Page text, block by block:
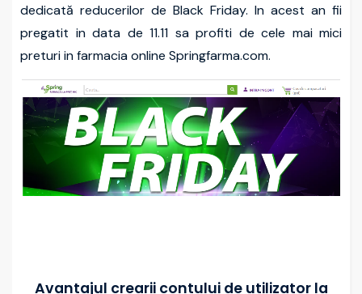
dedicată reducerilor de Black Friday. In acest an fii
pregatit in data de 11.11 sa profiti de cele mai mici
preturi in farmacia online Springfarma.com.
Avantajul crearii contului de utilizator la